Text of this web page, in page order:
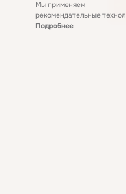
Мы применяем
рекомендательные
Подробнее